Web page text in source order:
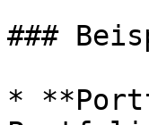
###
*